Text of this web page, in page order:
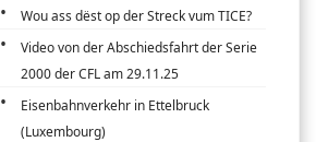
Wou ass dëst op der Streck vum TICE?
Video von der Abschiedsfahrt der Serie
2000 der CFL am 29.11.25
Eisenbahnverkehr in Ettelbruck
(Luxembourg)